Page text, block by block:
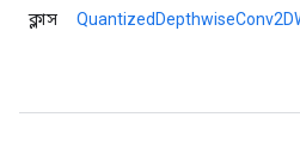
ক্লাস